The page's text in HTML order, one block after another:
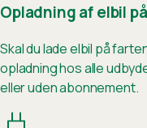
Opladning af elbil
Skal du lade elbil på
opladning hos alle
eller uden abonnement.